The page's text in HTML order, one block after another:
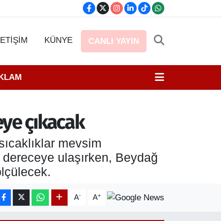
KÜNYE CANLI YAYIN
çıkacak
mevsim
ulaşırken, Beydağ
A- A+